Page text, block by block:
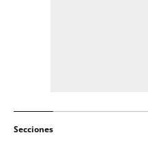
Secciones